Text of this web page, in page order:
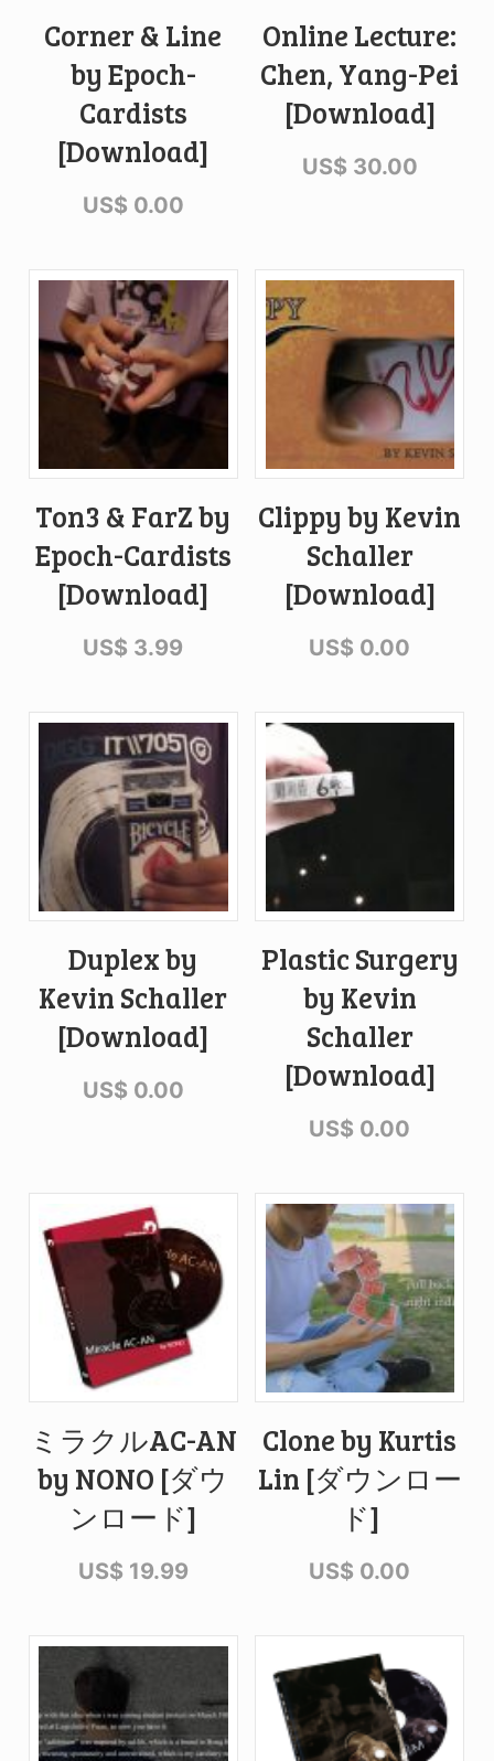
Corner & Line
by Epoch-
Cardists
[Download]
US$ 0.00
Online Lecture:
Chen, Yang-Pei
[Download]
US$ 30.00
Ton3 & FarZ by
Epoch-Cardists
[Download]
US$ 3.99
Clippy by Kevin
Schaller
[Download]
US$ 0.00
Duplex by
Kevin Schaller
[Download]
US$ 0.00
Plastic Surgery
by Kevin
Schaller
[Download]
US$ 0.00
ミラクルAC-AN
by NONO [ダウ
ンロード]
US$ 19.99
Clone by Kurtis
Lin [ダウンロー
ド]
US$ 0.00